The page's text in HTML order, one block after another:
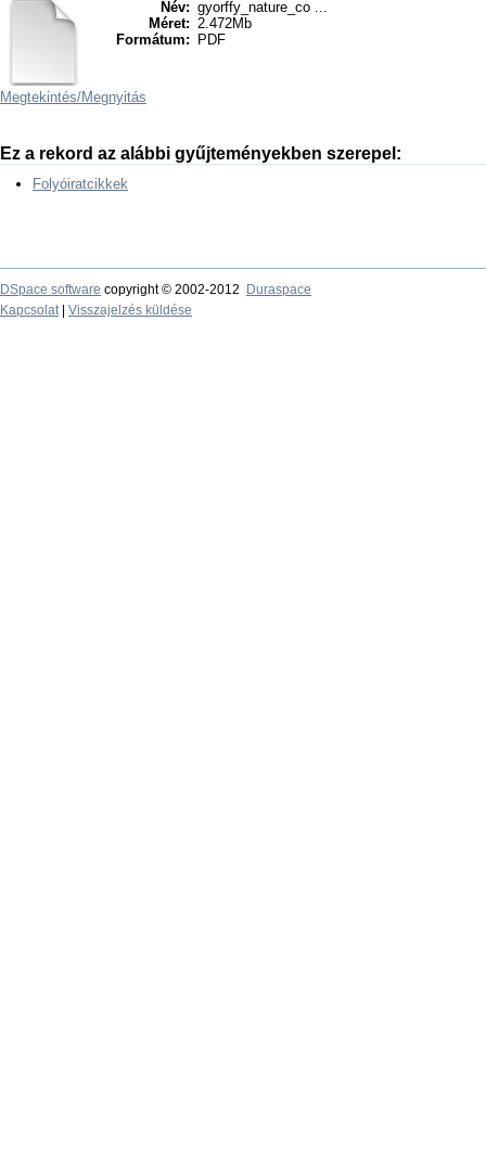
Név: gyorffy_nature_co ...
Méret: 2.472Mb
Formátum:
PDF
Megtekintés/Megnyitás
Ez a rekord az alábbi gyűjteményekben szerepel:
Folyóiratcikkek
DSpace software copyright © 2002-2012
Duraspace
Kapcsolat| Visszajelzés küldése